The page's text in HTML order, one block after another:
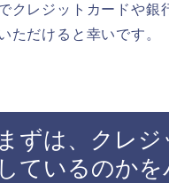
クレジットカードや銀
ただけると幸いです。
まずは、クレ
しているのか